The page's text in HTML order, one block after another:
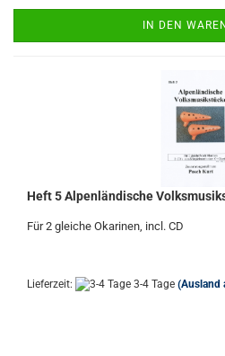
IN DEN
Heft 5 Alpenländische
Für 2 gleiche Okarinen, incl. CD
Lieferzeit: 3-4 Tage (Ausland